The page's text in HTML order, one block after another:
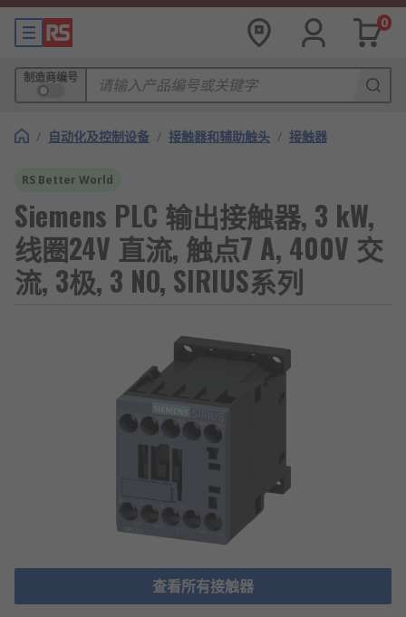
0
制造商编号
/ 自动化及控制设备 / 接触器和辅助触头 / 接触器
RS Better World
Siemens PLC 输出接触器, 3 kW,
线圈24V 直流, 触点7 A, 400V 交
流, 3极, 3 NO, SIRIUS系列
查看所有接触器